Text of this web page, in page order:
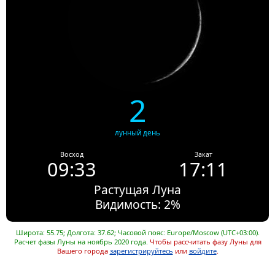
2
лунный день
Восход
09:33
Закат
17:11
Растущая Луна
Видимость: 2%
Широта: 55.75; Долгота: 37.62; Часовой пояс: Europe/Moscow (UTC+03:00).
Расчет фазы Луны на ноябрь 2020 года. Чтобы рассчитать фазу Луны для
Вашего города зарегистрируйтесь или войдите.